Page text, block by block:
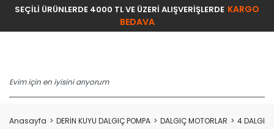
SEÇİLİ ÜRÜNLERDE 4000 TL VE ÜZERİ ALIŞVERİŞLERDE KARGO
BEDAVA
Anasayfa DERİN KUYU DALGIÇ POMPA DALGIÇ MOTORLAR 4 DALGIÇ